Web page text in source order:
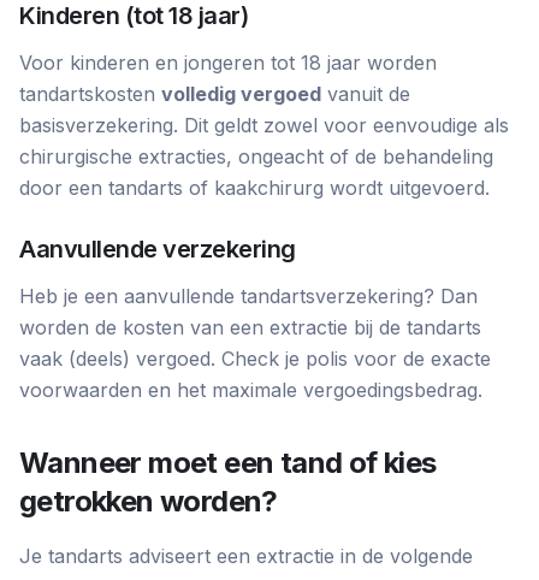
Kinderen (tot 18 jaar)
Voor kinderen en jongeren tot 18 jaar worden
tandartskosten volledig vergoed vanuit de
basisverzekering. Dit geldt zowel voor eenvoudige als
chirurgische extracties, ongeacht of de behandeling
door een tandarts of kaakchirurg wordt uitgevoerd.
Aanvullende verzekering
Heb je een aanvullende tandartsverzekering? Dan
worden de kosten van een extractie bij de tandarts
vaak (deels) vergoed. Check je polis voor de exacte
voorwaarden en het maximale vergoedingsbedrag.
Wanneer moet een tand of kies
getrokken worden?
Je tandarts adviseert een extractie in de volgende